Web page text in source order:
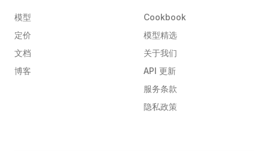
模型
定价
文档
博客
Cookbook
模型精选
关于我们
API 更新
服务条款
隐私政策